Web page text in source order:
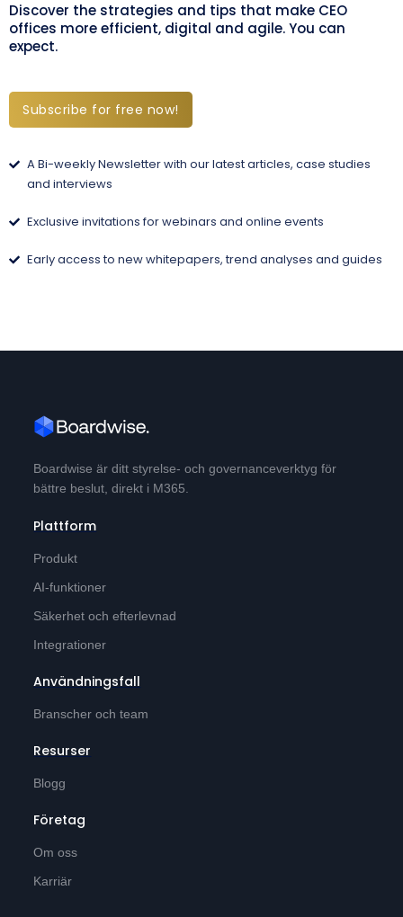
Discover the strategies and tips that make CEO
offices more efficient, digital and agile. You can
expect.
Subscribe for free now!
A Bi-weekly Newsletter with our latest articles, case studies
and interviews
Exclusive invitations for webinars and online events
Early access to new whitepapers, trend analyses and guides
Boardwise är ditt styrelse- och governanceverktyg för
bättre beslut, direkt i M365.
Plattform
Produkt
AI-funktioner
Säkerhet och efterlevnad
Integrationer
Användningsfall
Branscher och team
Resurser
Blogg
Företag
Om oss
Karriär